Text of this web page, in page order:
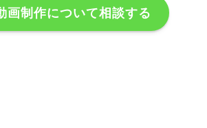
画制作について相談する